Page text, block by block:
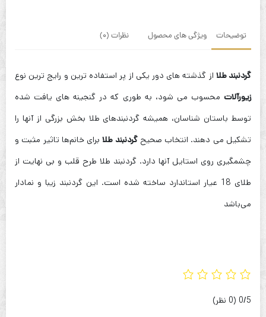
توضیحات ویژگی های محصول نظرات (0)
گردنبند طلا از گذشته های دور یکی از پر استفاده ترین و رایج ترین نوع
زیورآلات محسوب می شود، به طوری که در گنجینه های یافت شده
توسط باستان شناسان، همیشه گردنبندهای طلا بخش بزرگی از آنها را
تشکیل می دهند. انتخاب صحیحگردنبند طلابرای خانم‌ها تاثیر مثبت و
چشمگیری روی استایل آنها دارد. گردنبند طلا طرح قلب و بی نهایت از
طلای 18 عیار استاندارد ساخته شده است. این گردنبند زیبا و نمادار
می‌باشد
‫0/5 ‫(0 نظر)